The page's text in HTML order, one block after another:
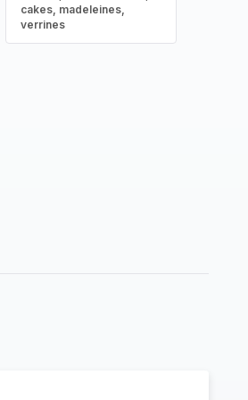
cakes, madeleines,
verrines